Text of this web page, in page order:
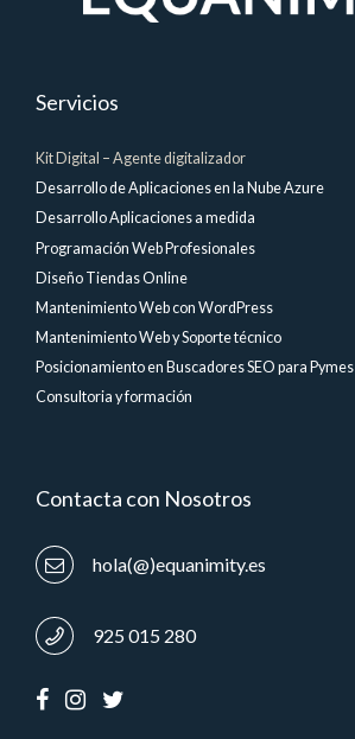
Servicios
Kit Digital – Agente digitalizador
Desarrollo de Aplicaciones en la Nube Azure
Desarrollo Aplicaciones a medida
Programación Web Profesionales
Diseño Tiendas Online
Mantenimiento Web con WordPress
Mantenimiento Web y Soporte técnico
Posicionamiento en Buscadores SEO para Pymes
Consultoria y formación
Contacta con Nosotros
hola(@)equanimity.es
925 015 280